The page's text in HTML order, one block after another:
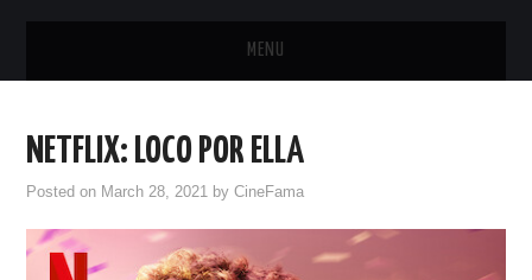
MENU
EN CINES
NETFLIX: LOCO POR ELLA
Posted on March 28, 2021 byCineFama